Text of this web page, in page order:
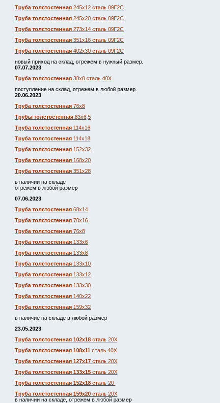
Труба толстостенная 245х12 сталь 09Г2С
Труба толстостенная 245х20 сталь 09Г2С
Труба толстостенная 273х14 сталь 09Г2С
Труба толстостенная 351х16 сталь 09Г2С
Труба толстостенная 402х30 сталь 09Г2С
новый приход на склад, отрежем в нужный размер.
07.07.2023
Труба толстостенная 38х8 сталь 40Х
поступление на склад, отрежем в любой размер.
20.06.2023
Труба толстостенная 76х8
Трубы толстостенная 83х6,5
Труба толстостенная 114х16
Труба толстостенная 114х18
Труба толстостенная 152х32
Труба толстостенная 168х20
Труба толстостенная 351х28
в наличии на складе
отрежем в любой размер
07.06.2023
Труба толстостенная 68х14
Труба толстостенная 70х16
Труба толстостенная 76х8
Труба толстостенная 133х6
Труба толстостенная 133х8
Труба толстостенная 133х10
Труба толстостенная 133х12
Труба толстостенная 133х30
Труба толстостенная 140х22
Труба толстостенная 159х32
в наличие на складе в любой размер
23.05.2023
Труба толстостенная 102х18 сталь 20Х
Труба толстостенная 108х11 сталь 40Х
Труба толстостенная 127х17 сталь 20Х
Труба толстостенная 133х15 сталь 20Х
Труба толстостенная 152х18 сталь 20
Труба толстостенная 159х20 сталь 20Х
в наличии на складе, отрежем в любой размер